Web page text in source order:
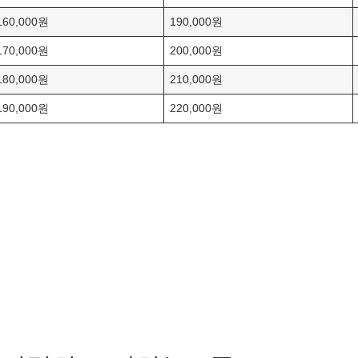
원 190,000원
원 200,000원
원 210,000원
원 220,000원